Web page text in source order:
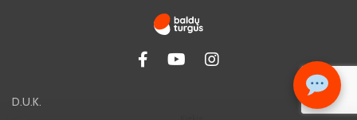
D.U.K.